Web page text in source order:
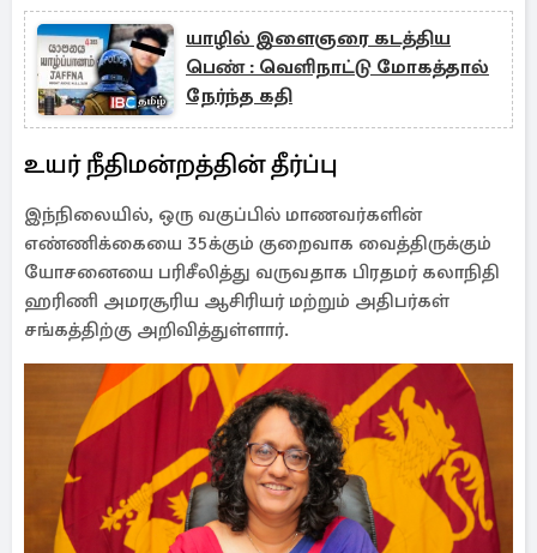
யாழில் இளைஞரை கடத்திய
பெண் : வெளிநாட்டு மோகத்தால்
நேர்ந்த கதி
உயர் நீதிமன்றத்தின் தீர்ப்பு
இந்நிலையில், ஒரு வகுப்பில் மாணவர்களின்
எண்ணிக்கையை 35க்கும் குறைவாக வைத்திருக்கும்
யோசனையை பரிசீலித்து வருவதாக பிரதமர் கலாநிதி
ஹரிணி அமரசூரிய ஆசிரியர் மற்றும் அதிபர்கள்
சங்கத்திற்கு அறிவித்துள்ளார்.